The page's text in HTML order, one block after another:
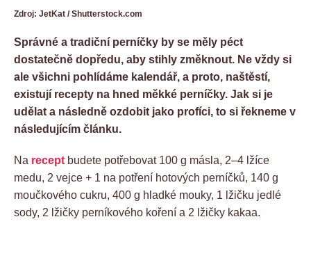
Zdroj: JetKat / Shutterstock.com
Správné a tradiční perníčky by se měly péct
dostatečně dopředu, aby stihly změknout. Ne vždy si
ale všichni pohlídáme kalendář, a proto, naštěstí,
existují recepty na hned měkké perníčky. Jak si je
udělat a následně ozdobit jako profíci, to si řekneme v
následujícím článku.
Na recept budete potřebovat 100 g másla, 2–4 lžíce
medu, 2 vejce + 1 na potření hotových perníčků, 140 g
moučkového cukru, 400 g hladké mouky, 1 lžičku jedlé
sody, 2 lžičky perníkového koření a 2 lžičky kakaa.